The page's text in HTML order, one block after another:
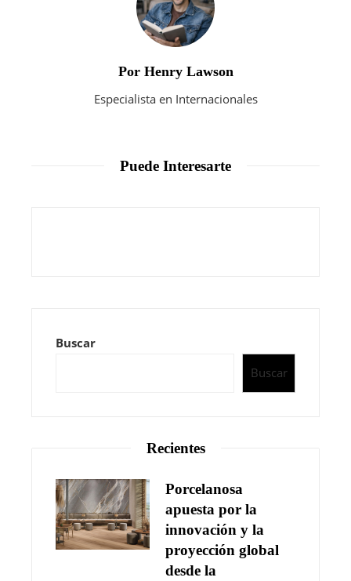
Por Henry Lawson
Especialista en Internacionales
Puede Interesarte
Buscar
Buscar
Recientes
Porcelanosa
apuesta por la
innovación y la
proyección global
desde la